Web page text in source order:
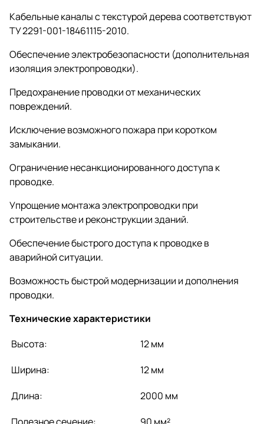
Кабельные каналы с текстурой дерева соответствуют
ТУ 2291-001-18461115-2010.
Обеспечение электробезопасности (дополнительная
изоляция электропроводки).
Предохранение проводки от механических
повреждений.
Исключение возможного пожара при коротком
замыкании.
Ограничение несанкционированного доступа к
проводке.
Упрощение монтажа электропроводки при
строительстве и реконструкции зданий.
Обеспечение быстрого доступа к проводке в
аварийной ситуации.
Возможность быстрой модернизации и дополнения
проводки.
Технические характеристики
Высота:
12 мм
Ширина:
12 мм
Длина:
2000 мм